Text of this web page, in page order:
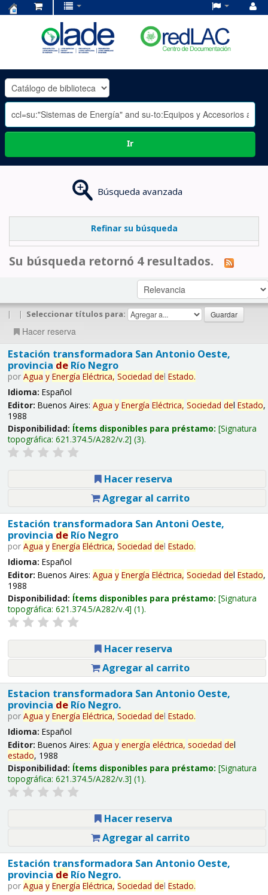
OLADE
-
Ir
Búsqueda avanzada
Refinar su búsqueda
Su búsqueda retornó 4 resultados.
| | Seleccionar títulos para:
Hacer reserva
Estación transformadora San Antonio Oeste,
provincia deRío Negro
por Agua y Energía Eléctrica, Sociedad del Estado.
Idioma: Español
Editor: Buenos Aires: Agua y Energía Eléctrica, Sociedad del Estado,
1988
Disponibilidad: Ítems disponibles para préstamo: Signatura
topográfica: 621.374.5/A282/v.2 (3).
Hacer reserva
Agregar al carrito
Estación transformadora San Antoni Oeste,
provincia deRío Negro
por Agua y Energía Eléctrica, Sociedad del Estado.
Idioma: Español
Editor: Buenos Aires: Agua y Energía Eléctrica, Sociedad del Estado,
1988
Disponibilidad: Ítems disponibles para préstamo: Signatura
topográfica: 621.374.5/A282/v.4 (1).
Hacer reserva
Agregar al carrito
Estacion transformadora San Antonio Oeste,
provincia deRío Negro.
por Agua y Energía Eléctrica, Sociedad del Estado.
Idioma: Español
Editor: Buenos Aires: Agua y energía eléctrica, sociedad del
estado, 1988
Disponibilidad: Ítems disponibles para préstamo: Signatura
topográfica: 621.374.5/A282/v.3 (1).
Hacer reserva
Agregar al carrito
Estación transformadora San Antonio Oeste,
provincia deRío Negro.
por Agua y Energía Eléctrica, Sociedad del Estado.